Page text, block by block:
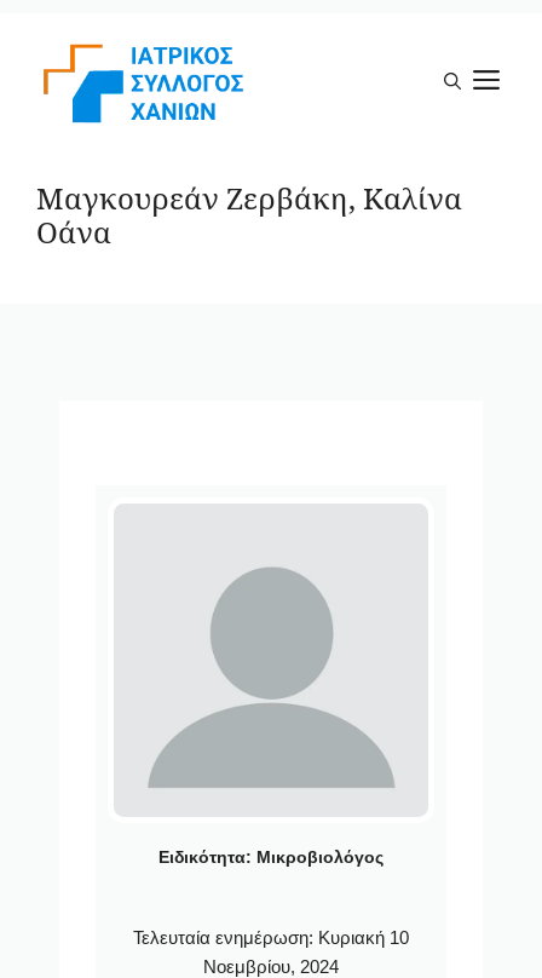
περιεχόμενο
Μαγκουρεάν Ζερβάκη, Καλίνα
Οάνα
Ειδικότητα: Μικροβιολόγος
Τελευταία ενημέρωση: Κυριακή 10
Νοεμβρίου, 2024